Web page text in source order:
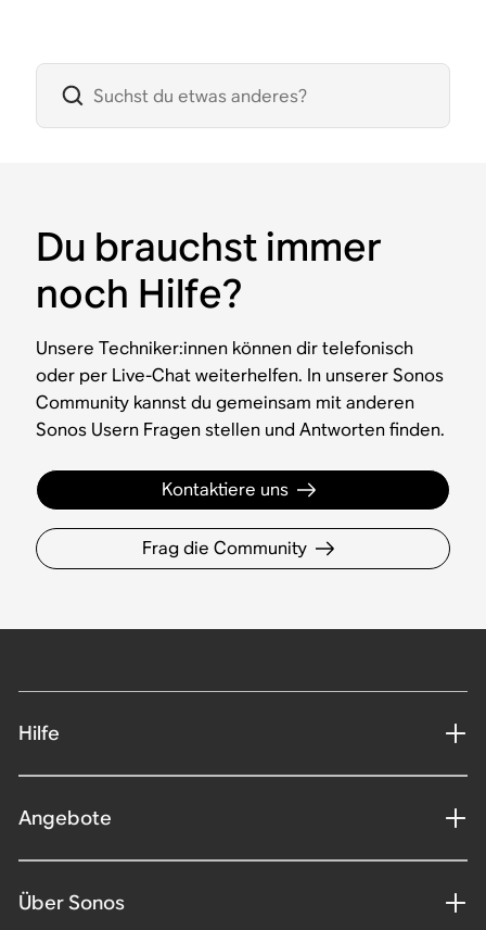
Du brauchst immer
noch Hilfe?
Unsere Techniker:innen können dir telefonisch
oder per Live-Chat weiterhelfen. In unserer Sonos
Community kannst du gemeinsam mit anderen
Sonos Usern Fragen stellen und Antworten finden.
Kontaktiere uns
Frag die Community
Hilfe
Angebote
Über Sonos